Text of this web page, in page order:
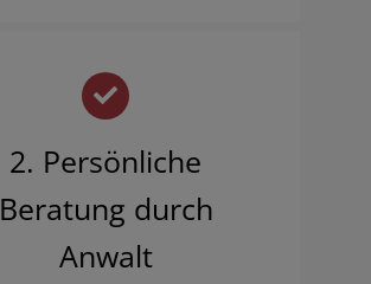
2. Persönliche
Beratung durch
Anwalt